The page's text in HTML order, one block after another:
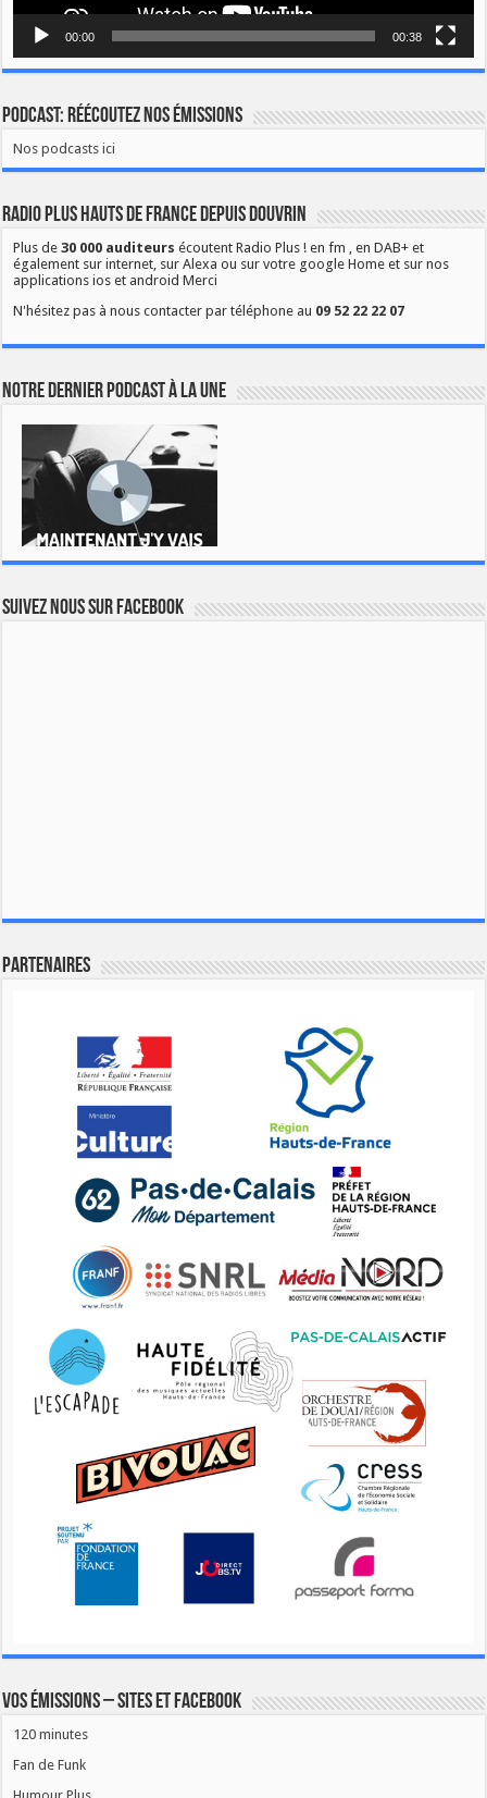
00:00 00:38
Podcast: Réécoutez nos émissions
Nos podcasts ici
Radio Plus Hauts de France depuis Douvrin
Plus de30 000 auditeurs écoutent Radio Plus ! en fm , en DAB+ et
également sur internet, sur Alexa ou sur votre google Home et sur nos
applications ios et android Merci
N'hésitez pas à nous contacter par téléphone au 09 52 22 22 07
Notre dernier podcast à la une
Suivez nous sur Facebook
Partenaires
Vos émissions – Sites et Facebook
120 minutes
Fan de Funk